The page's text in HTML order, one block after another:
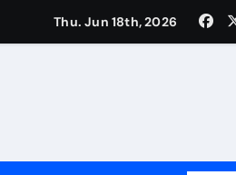
Thu. Jun 18th, 2026